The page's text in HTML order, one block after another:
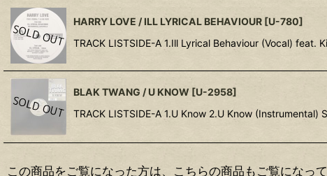
HARRY LOVE / ILL LYRICAL BEHAVIOUR [U-780]
TRACK LISTSIDE-A 1.Ill Lyrical Behaviour (Vocal) feat.
BLAK TWANG / U KNOW [U-2958]
TRACK LISTSIDE-A 1.U Know 2.U Know (Instrumental)
この商品をご覧になった方は、こちらの商品もご覧になっ